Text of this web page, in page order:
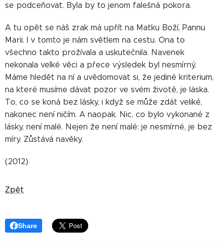
se podceňovat. Byla by to jenom falešná pokora.
A tu opět se náš zrak má upřít na Matku Boží, Pannu
Marii. I v tomto je nám světlem na cestu. Ona to
všechno takto prožívala a uskutečnila. Navenek
nekonala velké věci a přece výsledek byl nesmírný.
Máme hledět na ní a uvědomovat si, že jediné kriterium,
na které musíme dávat pozor ve svém životě, je láska.
To, co se koná bez lásky, i když se může zdát veliké,
nakonec není ničím. A naopak. Nic, co bylo vykonané z
lásky, není malé. Nejen že není malé: je nesmírné, je bez
míry. Zůstává navěky.
(2012)
Zpět
Share